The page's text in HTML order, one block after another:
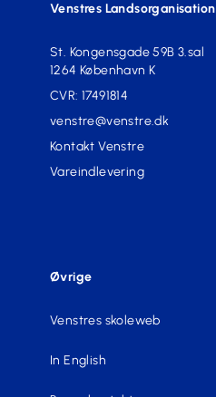
Venstres Landsorganisation
St. Kongensgade 59B 3.sal
1264 København K
CVR: 17491814
venstre@venstre.dk
Kontakt Venstre
Vareindlevering
Øvrige
Venstres skoleweb
In English